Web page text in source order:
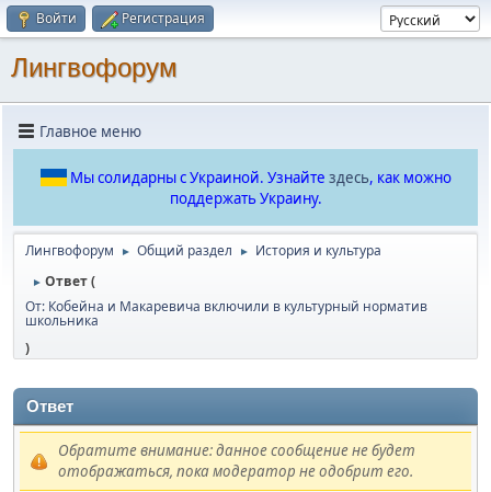
Войти Регистрация
Лингвофорум
Главное меню
Мы солидарны с Украиной. Узнайте здесь, как можно
поддержать Украину.
Лингвофорум ► Общий раздел ► История и культура
► Ответ (
От: Кобейна и Макаревича включили в культурный норматив
школьника
)
Ответ
Обратите внимание: данное сообщение не будет
отображаться, пока модератор не одобрит его.